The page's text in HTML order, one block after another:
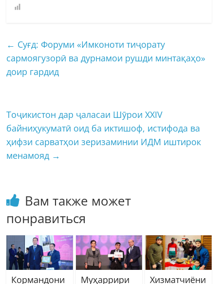
← Суғд: Форуми «Имконоти тиҷорату
сармоягузорӣ ва дурнамои рушди минтақаҳо»
доир гардид
Тоҷикистон дар ҷаласаи Шӯрои XXIV
байниҳукуматӣ оид ба иктишоф, истифода ва
ҳифзи сарватҳои зеризаминии ИДМ иштирок
менамояд →
Вам также может
понравиться
Кормандони Муҳаррири Хизматчиёни